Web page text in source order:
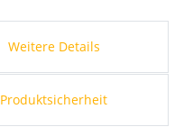
Weitere Details
Produktsicherheit